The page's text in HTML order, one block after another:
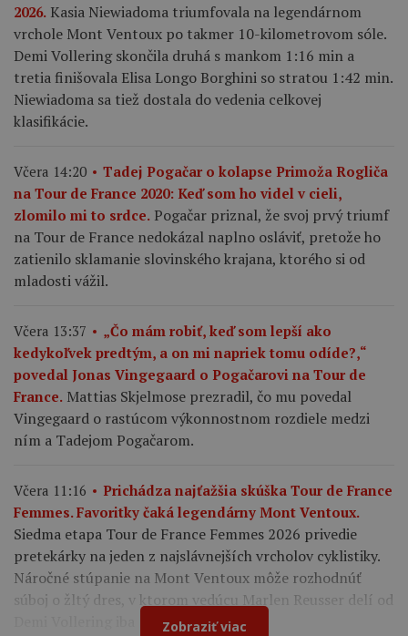
2026. Kasia Niewiadoma triumfovala na legendárnom
vrchole Mont Ventoux po takmer 10-kilometrovom sóle.
Demi Vollering skončila druhá s mankom 1:16 min a
tretia finišovala Elisa Longo Borghini so stratou 1:42 min.
Niewiadoma sa tiež dostala do vedenia celkovej
klasifikácie.
Včera 14:20
Tadej Pogačar o kolapse Primoža Rogliča
na Tour de France 2020: Keď som ho videl v cieli,
zlomilo mi to srdce. Pogačar priznal, že svoj prvý triumf
na Tour de France nedokázal naplno osláviť, pretože ho
zatienilo sklamanie slovinského krajana, ktorého si od
mladosti vážil.
Včera 13:37
„Čo mám robiť, keď som lepší ako
kedykoľvek predtým, a on mi napriek tomu odíde?,“
povedal Jonas Vingegaard o Pogačarovi na Tour de
France. Mattias Skjelmose prezradil, čo mu povedal
Vingegaard o rastúcom výkonnostnom rozdiele medzi
ním a Tadejom Pogačarom.
Včera 11:16
Prichádza najťažšia skúška Tour de France
Femmes. Favoritky čaká legendárny Mont Ventoux.
Siedma etapa Tour de France Femmes 2026 privedie
pretekárky na jeden z najslávnejších vrcholov cyklistiky.
Náročné stúpanie na Mont Ventoux môže rozhodnúť
súboj o žltý dres, v ktorom vedúcu Marlen Reusser delí od
Demi Vollering iba 12 sekúnd.
Zobraziť viac